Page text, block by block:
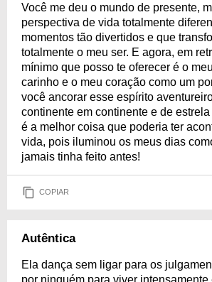
Você me deu o mundo de presente,
perspectiva de vida totalmente
momentos tão divertidos e que
totalmente o meu ser. E agora, em
mínimo que posso te oferecer é o
carinho e o meu coração como um
você ancorar esse espírito
continente em continente e de
é a melhor coisa que poderia ter
vida, pois iluminou os meus dias
jamais tinha feito antes!
COPIAR
Autêntica
Ela dança sem ligar para os
por ninguém para viver intensamente